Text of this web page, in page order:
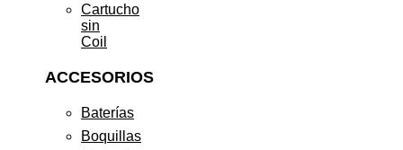
Cartucho
sin
Coil
ACCESORIOS
Baterías
Boquillas